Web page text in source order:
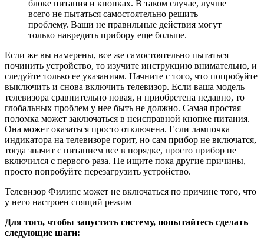
блоке питания и кнопках. В таком случае, лучше
всего не пытаться самостоятельно решить
проблему. Ваши не правильные действия могут
только навредить прибору еще больше.
Если же вы намерены, все же самостоятельно пытаться
починить устройство, то изучите инструкцию внимательно, и
следуйте только ее указаниям. Начните с того, что попробуйте
выключить и снова включить телевизор. Если ваша модель
телевизора сравнительно новая, и приобретена недавно, то
глобальных проблем у нее быть не должно. Самая простая
поломка может заключаться в неисправной кнопке питания.
Она может оказаться просто отключена. Если лампочка
индикатора на телевизоре горит, но сам прибор не включатся,
тогда значит с питанием все в порядке, просто прибор не
включился с первого раза. Не ищите пока другие причины,
просто попробуйте перезагрузить устройство.
Телевизор Филипс может не включаться по причине того, что
у него настроен спящий режим
Для того, чтобы запустить систему, попытайтесь сделать
следующие шаги: